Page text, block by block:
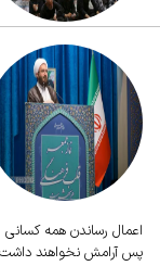
اعمال رساندن همه
پس آرامش نخواهند